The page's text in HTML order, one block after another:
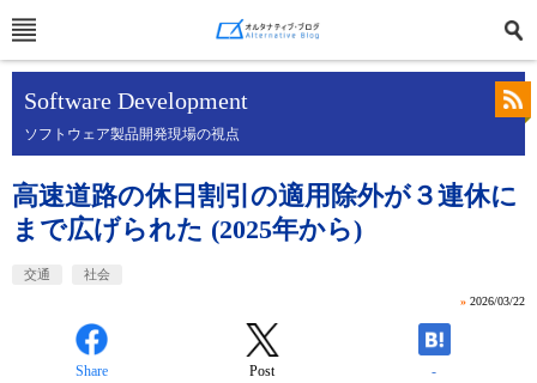
Software Development
ソフトウェア製品開発現場の視点
高速道路の休日割引の適用除外が３連休に
まで広げられた (2025年から)
交通 社会
» 2026/03/22
Share Post -